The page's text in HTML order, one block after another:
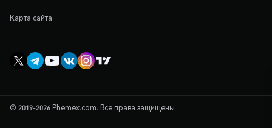
Карта сайта
© 2019-2026 Phemex.com. Все права защищены